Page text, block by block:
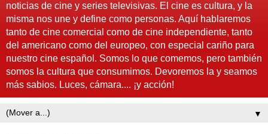
noticias de cine y series televisivas. El cine es cultura, y la
misma nos une y define como personas. Aquí hablaremos
tanto de cine comercial como de cine independiente, tanto
del americano como del europeo, con especial cariño para
nuestro cine español. Somos lo que comemos, pero también
somos la cultura que consumimos. Devoremos la y seamos
más sabios. Luces, cámara.... ¡y acción!
▼